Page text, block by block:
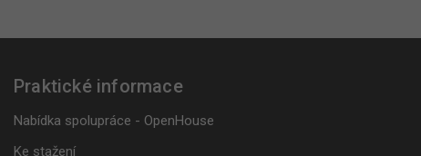
Praktické informace
Nabídka spolupráce - OpenHouse
Ke stažení